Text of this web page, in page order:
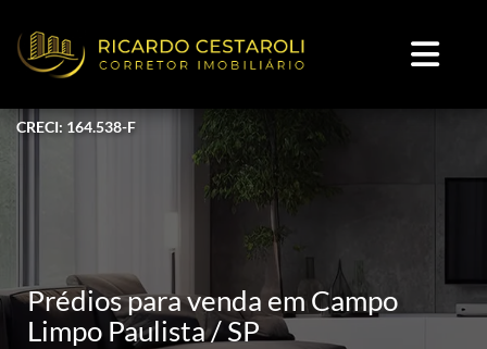
CRECI: 164.538-F
Prédios para venda em Campo
Limpo Paulista / SP